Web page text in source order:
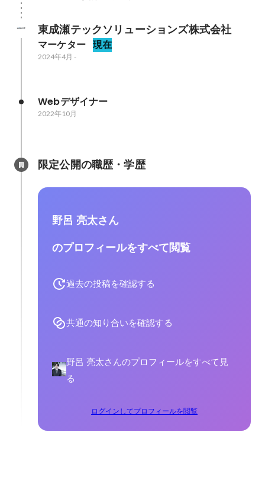
東成瀬テックソリューションズ株式会社
マーケター 現在
2024年4月 -
Webデザイナー
2022年10月
限定公開の職歴・学歴
野呂 亮太さん
のプロフィールをすべて閲覧
過去の投稿を確認する
共通の知り合いを確認する
野呂 亮太さんのプロフィールをすべて見
る
ログインしてプロフィールを閲覧